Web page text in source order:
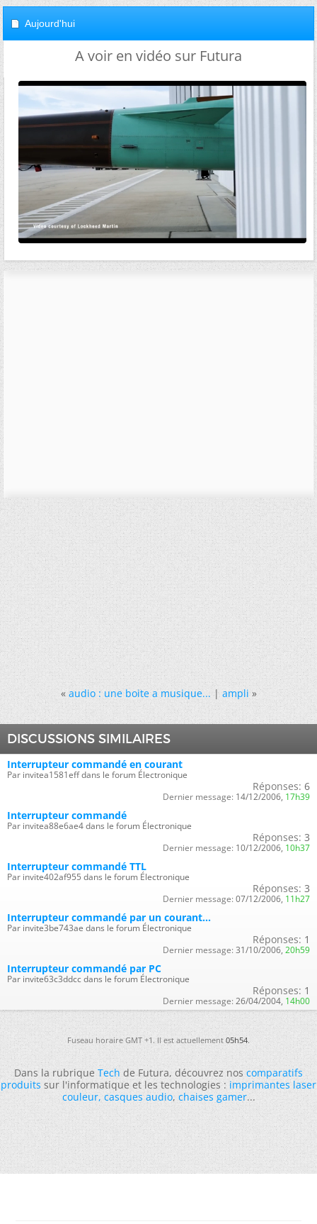
Aujourd'hui
A voir en vidéo sur Futura
« audio : une boite a musique...|ampli »
DISCUSSIONS SIMILAIRES
Interrupteur commandé en courant
Par invitea1581eff dans le forum Électronique
Réponses: 6
Dernier message: 14/12/2006, 17h39
Interrupteur commandé
Par invitea88e6ae4 dans le forum Électronique
Réponses: 3
Dernier message: 10/12/2006, 10h37
Interrupteur commandé TTL
Par invite402af955 dans le forum Électronique
Réponses: 3
Dernier message: 07/12/2006, 11h27
Interrupteur commandé par un courant...
Par invite3be743ae dans le forum Électronique
Réponses: 1
Dernier message: 31/10/2006, 20h59
Interrupteur commandé par PC
Par invite63c3ddcc dans le forum Électronique
Réponses: 1
Dernier message: 26/04/2004, 14h00
Fuseau horaire GMT +1. Il est actuellement05h54.
Dans la rubriqueTechde Futura, découvrez noscomparatifs
produitssur l'informatique et les technologies :imprimantes laser
couleur,casques audio,chaises gamer...